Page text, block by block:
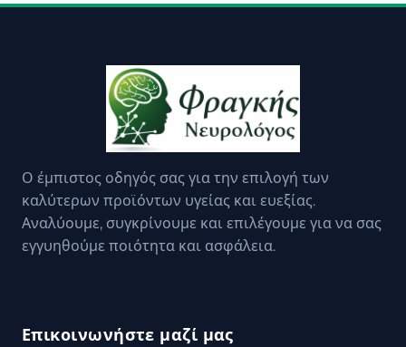
Ο έμπιστος οδηγός σας για την επιλογή των
καλύτερων προϊόντων υγείας και ευεξίας.
Αναλύουμε, συγκρίνουμε και επιλέγουμε για να σας
εγγυηθούμε ποιότητα και ασφάλεια.
Επικοινωνήστε μαζί μας